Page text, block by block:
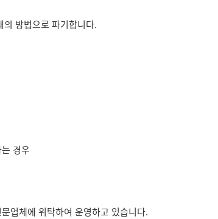
방법으로 파기합니다.
경우
업체에 위탁하여 운영하고 있습니다.